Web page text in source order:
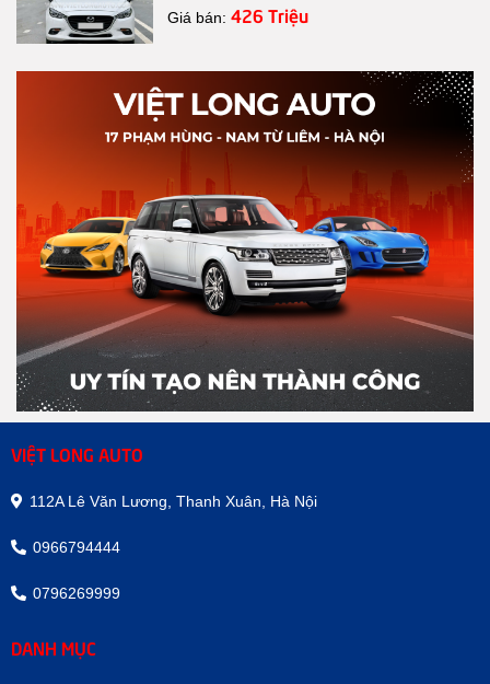
Giá bán: 426 Triệu
VIỆT LONG AUTO
112A Lê Văn Lương, Thanh Xuân, Hà Nội
0966794444
0796269999
DANH MỤC